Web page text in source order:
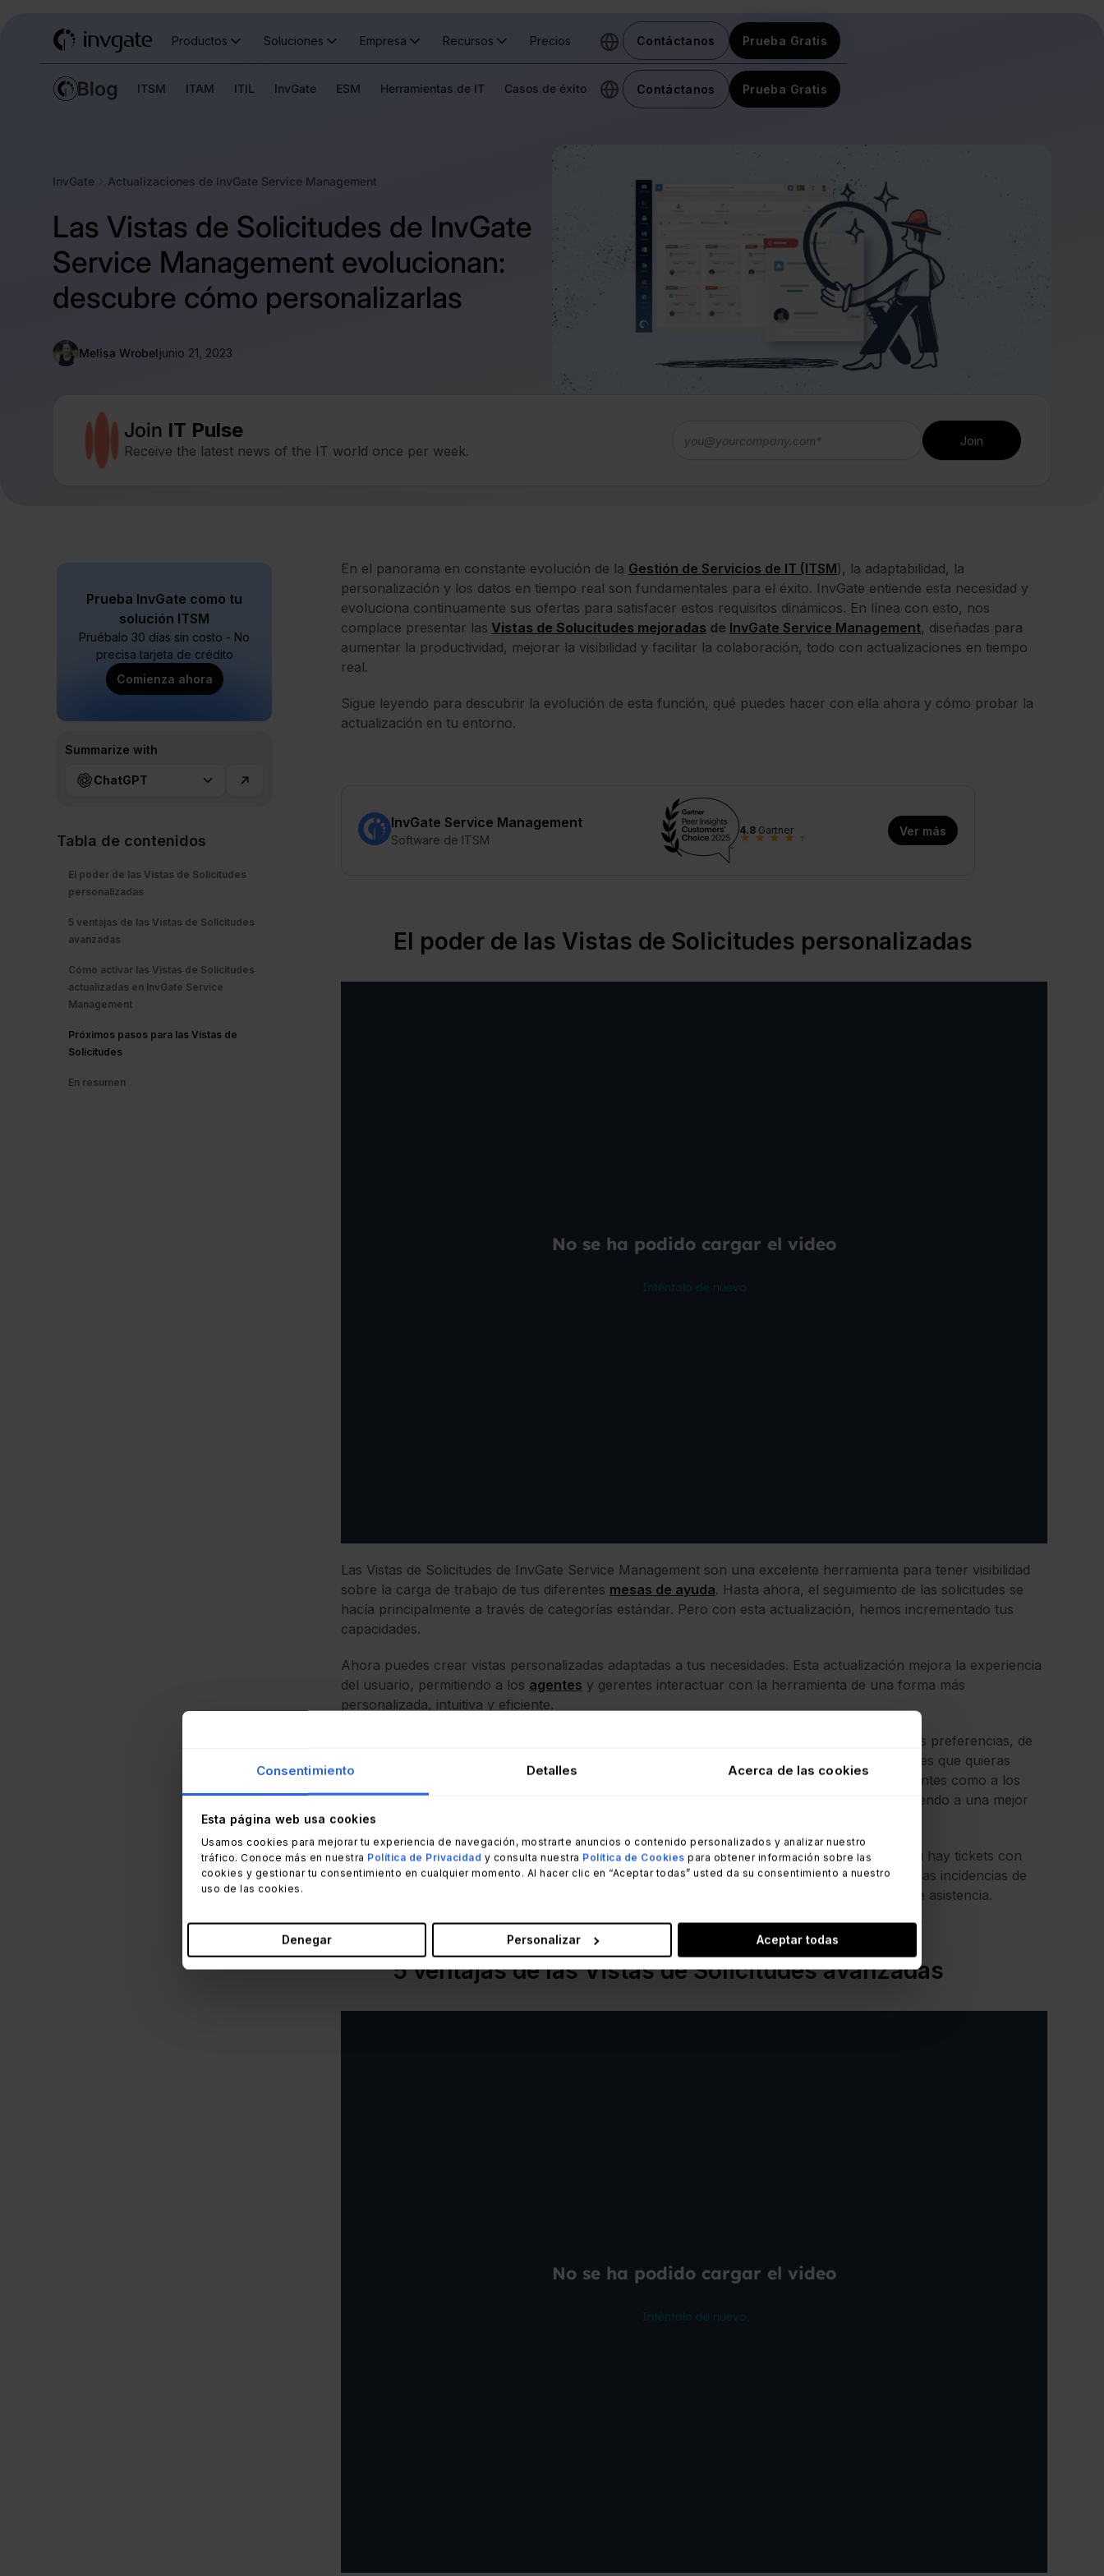
Consentimiento Detalles Acerca de las cookies
Esta página web usa cookies
Usamos cookies para mejorar tu experiencia de navegación, mostrarte anuncios o contenido personalizados y analizar nuestro
tráfico. Conoce más en nuestra Política de Privacidad y consulta nuestra Política de Cookies para obtener información sobre las
cookies y gestionar tu consentimiento en cualquier momento. Al hacer clic en “Aceptar todas” usted da su consentimiento a nuestro
uso de las cookies.
Denegar Personalizar Aceptar todas
Productos Soluciones Empresa Recursos Precios Contáctanos Prueba Gratis
ITSM ITAM ITIL InvGate ESM Herramientas de IT Casos de éxito Contáctanos Prueba Gratis
InvGate Actualizaciones de InvGate Service Management
Las Vistas de Solicitudes de InvGate
Service Management evolucionan:
descubre cómo personalizarlas
Melisa Wrobeljunio 21, 2023
Join IT Pulse
Receive the latest news of the IT world once per week.
Prueba InvGate como tu
solución ITSM
Pruébalo 30 días sin costo - No
precisa tarjeta de crédito
Comienza ahora
Summarize with
ChatGPT
Tabla de contenidos
El poder de las Vistas de Solicitudes
personalizadas
5 ventajas de las Vistas de Solicitudes
avanzadas
Cómo activar las Vistas de Solicitudes
actualizadas en InvGate Service
Management
Próximos pasos para las Vistas de
Solicitudes
En resumen
En el panorama en constante evolución de la Gestión de Servicios de IT (ITSM), la adaptabilidad, la
personalización y los datos en tiempo real son fundamentales para el éxito. InvGate entiende esta necesidad y
evoluciona continuamente sus ofertas para satisfacer estos requisitos dinámicos. En línea con esto, nos
complace presentar las Vistas de Solucitudes mejoradas de InvGate Service Management, diseñadas para
aumentar la productividad, mejorar la visibilidad y facilitar la colaboración, todo con actualizaciones en tiempo
real.
Sigue leyendo para descubrir la evolución de esta función, qué puedes hacer con ella ahora y cómo probar la
actualización en tu entorno.
InvGate Service Management
Software de ITSM
4.8 Gartner
★ ★ ★ ★ ★ Ver más
El poder de las Vistas de Solicitudes personalizadas
Las Vistas de Solicitudes de InvGate Service Management son una excelente herramienta para tener visibilidad
sobre la carga de trabajo de tus diferentes mesas de ayuda. Hasta ahora, el seguimiento de las solicitudes se
hacía principalmente a través de categorías estándar. Pero con esta actualización, hemos incrementado tus
capacidades.
Ahora puedes crear vistas personalizadas adaptadas a tus necesidades. Esta actualización mejora la experiencia
del usuario, permitiendo a los agentes y gerentes interactuar con la herramienta de una forma más
personalizada, intuitiva y eficiente.
podrás ajustar las vistas a tus preferencias, de
acuerdo a la cantidad de mesas de ayuda que supervises o en las que trabajes y a las variables que quieras
monitorear. En otras palabras, la evolución de las Vistas de Solicitudes brinda tanto a los agentes como a los
gerentes una instantánea de la carga de trabajo de la organización en tiempo real, contribuyendo a una mejor
gestión de los tickets.
Por ejemplo, los técnicos del servicio de asistencia pueden personalizar sus vistas para ver si hay tickets con
SLAatrasados. Por su parte, los supervisores pueden configurar las vistas para monitorear las incidencias de
alta prioridad o tener una visión general de todas las incidencias abiertas en varios centros de asistencia.
5 ventajas de las Vistas de Solicitudes avanzadas